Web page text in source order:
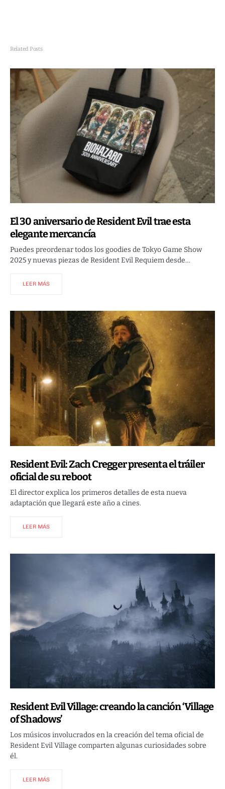
Related Posts
El 30 aniversario de Resident Evil trae esta
elegante mercancía
Puedes preordenar todos los goodies de Tokyo Game Show
2025 y nuevas piezas de Resident Evil Requiem desde…
LEER MÁS
Resident Evil: Zach Cregger presenta el tráiler
oficial de su reboot
El director explica los primeros detalles de esta nueva
adaptación que llegará este año a cines.
LEER MÁS
Resident Evil Village: creando la canción ‘Village
of Shadows’
Los músicos involucrados en la creación del tema oficial de
Resident Evil Village comparten algunas curiosidades sobre
él.
LEER MÁS